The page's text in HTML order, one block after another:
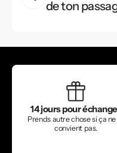
de ton
14 jours pour
Prends autre chose si ça
convient pas.